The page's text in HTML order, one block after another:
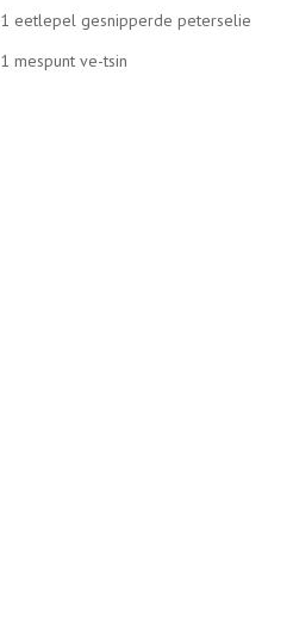
1 eetlepel gesnipperde peterselie
1 mespunt ve-tsin